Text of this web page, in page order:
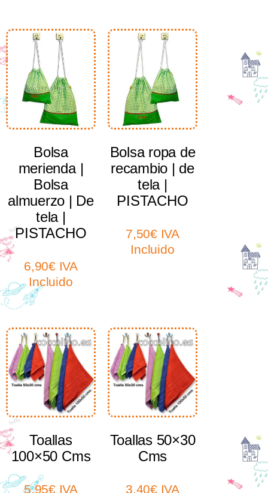
Select options
Bolsa
merienda |
Bolsa
almuerzo | De
tela |
PISTACHO
6,90€ IVA
Incluido
Select options
Bolsa ropa de
recambio | de
tela |
PISTACHO
7,50€ IVA
Incluido
Select options
Toallas
100×50 Cms
5,95€ IVA
Select options
Toallas 50×30
Cms
3,40€ IVA